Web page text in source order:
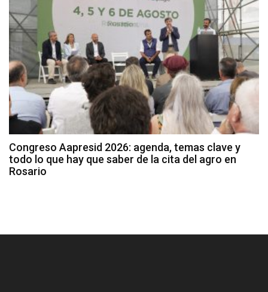
Congreso Aapresid 2026: agenda, temas clave y
todo lo que hay que saber de la cita del agro en
Rosario